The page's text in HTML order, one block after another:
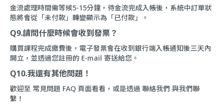
金流處理時間需等候5-15分鐘，待金流完成入帳後，系統中訂單狀
態將會從「未付款」轉變顯示為「已付款」。
Q9.請問什麼時候會收到發票？
購買課程完成繳費後，電子發票會在收到銀行端入帳通知後三天內
開立，並透過您註冊的 E-mail 寄送給您。
Q10.我還有其他問題！
歡迎至 常見問題 FAQ 頁面看看，或是透過 聯絡我們 與我們聯
繫！